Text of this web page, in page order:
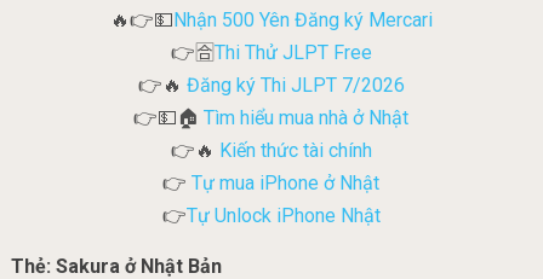
🔥👉💵Nhận 500 Yên Đăng ký Mercari
👉🈴Thi Thử JLPT Free
👉🔥 Đăng ký Thi JLPT 7/2026
👉💵🏠Tìm hiểu mua nhà ở Nhật
👉🔥 Kiến thức tài chính
👉 Tự mua iPhone ở Nhật
👉Tự Unlock iPhone Nhật
Thẻ: Sakura ở Nhật Bản